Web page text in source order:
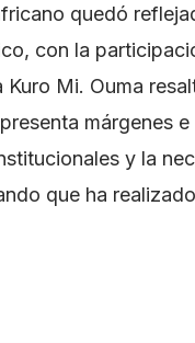
quedó
con la
Kuro Mi. Ouma
márgenes
y la
que ha